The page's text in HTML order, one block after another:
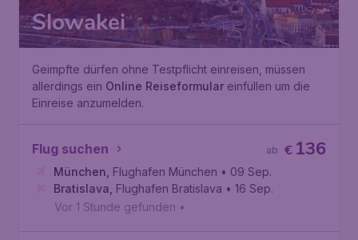
Slowakei
Geimpfte dürfen ohne Testpflicht einreisen, müssen
allerdings ein Online Reiseformular einfüllen um die
Einreise anzumelden.
Flug suchen € 136
ab
München Flughafen München • 09 Sep.
Bratislava Flughafen Bratislava • 16 Sep.
Vor 1 Stunde gefunden •